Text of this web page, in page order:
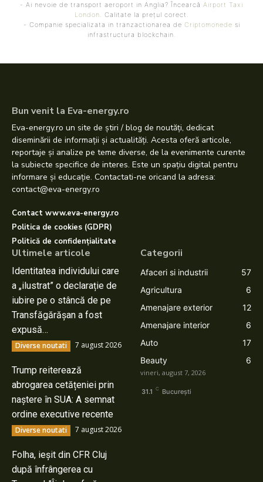
- Ai nevoie de transport aeroport in Anglia? Încearcă Airport Taxi
London . Calitate la prețul corect.
- Companie specializata in tranzactionarea de Criptomonede si
infrastructura blockchain.
Bun venit la Eva-energy.ro
Eva-energy.ro un site de știri / blog de noutăți, dedicat
diseminării de informații și actualități. Acesta oferă articole,
reportaje și analize pe teme diverse, de la evenimente curente
la subiecte specifice de interes. Este un spațiu digital pentru
informare și educație. Contactati-ne oricand la adresa:
contact@eva-energy.ro
Contact www.eva-energy.ro
Politica de cookies (GDPR)
Politică de confidențialitate
Ultimele articole
Identitatea individului care
a „ilustrat” o declarație de
iubire pe o stâncă de pe
Transfăgărășan a fost
expusă…
Diverse noutati 7 august 2026
Trump reiterează
abrogarea cetățeniei prin
naștere în SUA: A semnat
ordine executive recente
Diverse noutati 7 august 2026
Folha, ieșit din CFR Cluj
după înfrângerea cu
Categorii
Afaceri si industrii
57
Agricultura
6
Amenajare exterior
12
Amenajare interior
6
Auto
17
Beauty
6
vineri, august 7, 2026
31.1 C București